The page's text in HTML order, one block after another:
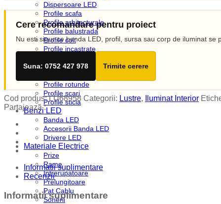
Dispersoare LED
Profile scafa
Profile arhitecturale
Profile balustrada
Profile colt
Profile incastrate
Profile pardoseala
Profile rotunde
Profile scari
Profile sticla
Benzi LED
Banda LED
Accesorii Banda LED
Drivere LED
Materiale Electrice
Prize
Rame
Intrerupatoare
Prelungitoare
Pat Cablu
Sonerii
Cere recomandare pentru proiect
Nu esti sigur ce banda LED, profil, sursa sau corp de iluminat
Suna: 0752 427 978 Trimite cerere
Cod produs:LU68958 Categorii: Lustre, Iluminat Interior
Partajează :
Informatii suplimentare
Recenzii
Informatii suplimentare